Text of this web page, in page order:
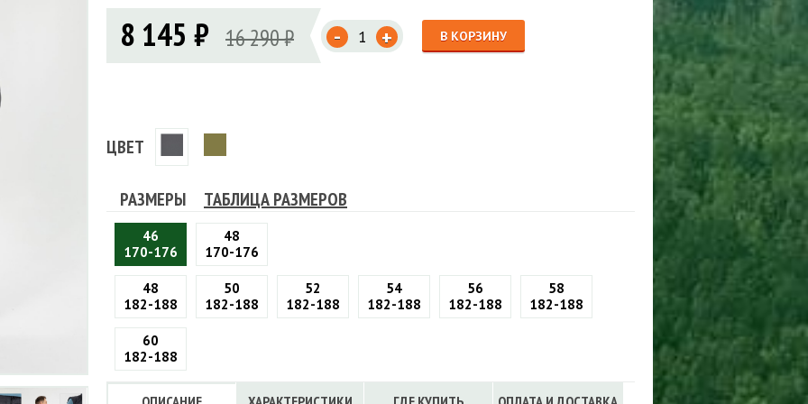
МЕМБРАННАЯ ОДЕЖДА
мембранные
Флисовые брюки
Флисовые кофты
ЖИЛЕТЫ
ТРУСЫ
ЮБКИ, ПЛАТЬЯ
МЕБЕЛЬ
КОБУРЫ, ЧЕХЛЫ, РЕМНИ
КобурыОбложки, сумки
8 145 ₽ 16 290 ₽ - + В КОРЗИНУ
ЦВЕТ
РАЗМЕРЫ ТАБЛИЦА РАЗМЕРОВ
46
170-176
48
170-176
48
182-188
50
182-188
52
182-188
54
182-188
56
182-188
58
182-188
60
182-188